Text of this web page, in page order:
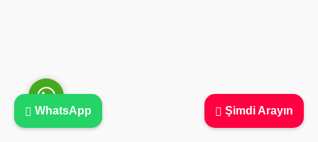
Şimdi Arayın
WhatsApp